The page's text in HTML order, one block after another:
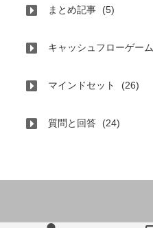
まとめ記事 (5)
キャッシュフローゲーム
マインドセット (26)
質問と回答 (24)